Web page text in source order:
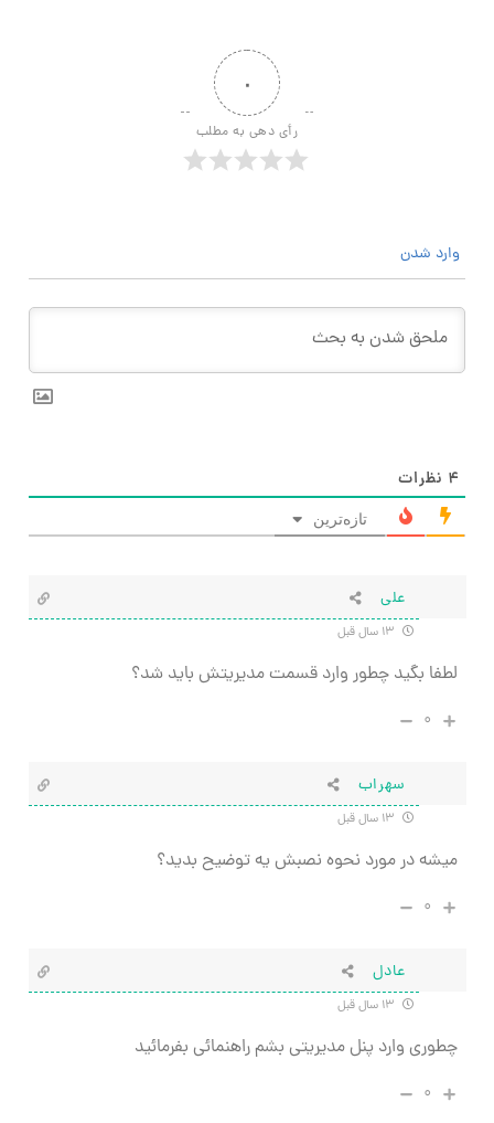
۰
رأی دهی به مطلب
وارد شدن
۴ نظرات
تازه‌ترین
علی
لطفا بگید چطور وارد قسمت مدیریتش باید شد؟
۰
سهراب
میشه در مورد نحوه نصبش یه توضیح بدید؟
۰
عادل
چطوری وارد پنل مدیریتی بشم راهنمائی بفرمائید
۰